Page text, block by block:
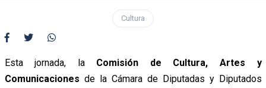
Cultura
Esta jornada, laComisión de Cultura, Artes y
Comunicaciones de la Cámara de Diputadas y Diputados